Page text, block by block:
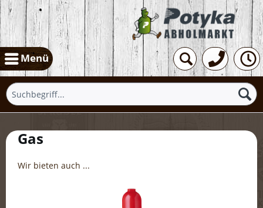
Menü
Gas
Wir bieten auch ...